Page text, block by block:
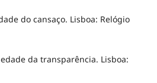
do cansaço. Lisboa: Relógio
da transparência. Lisboa: